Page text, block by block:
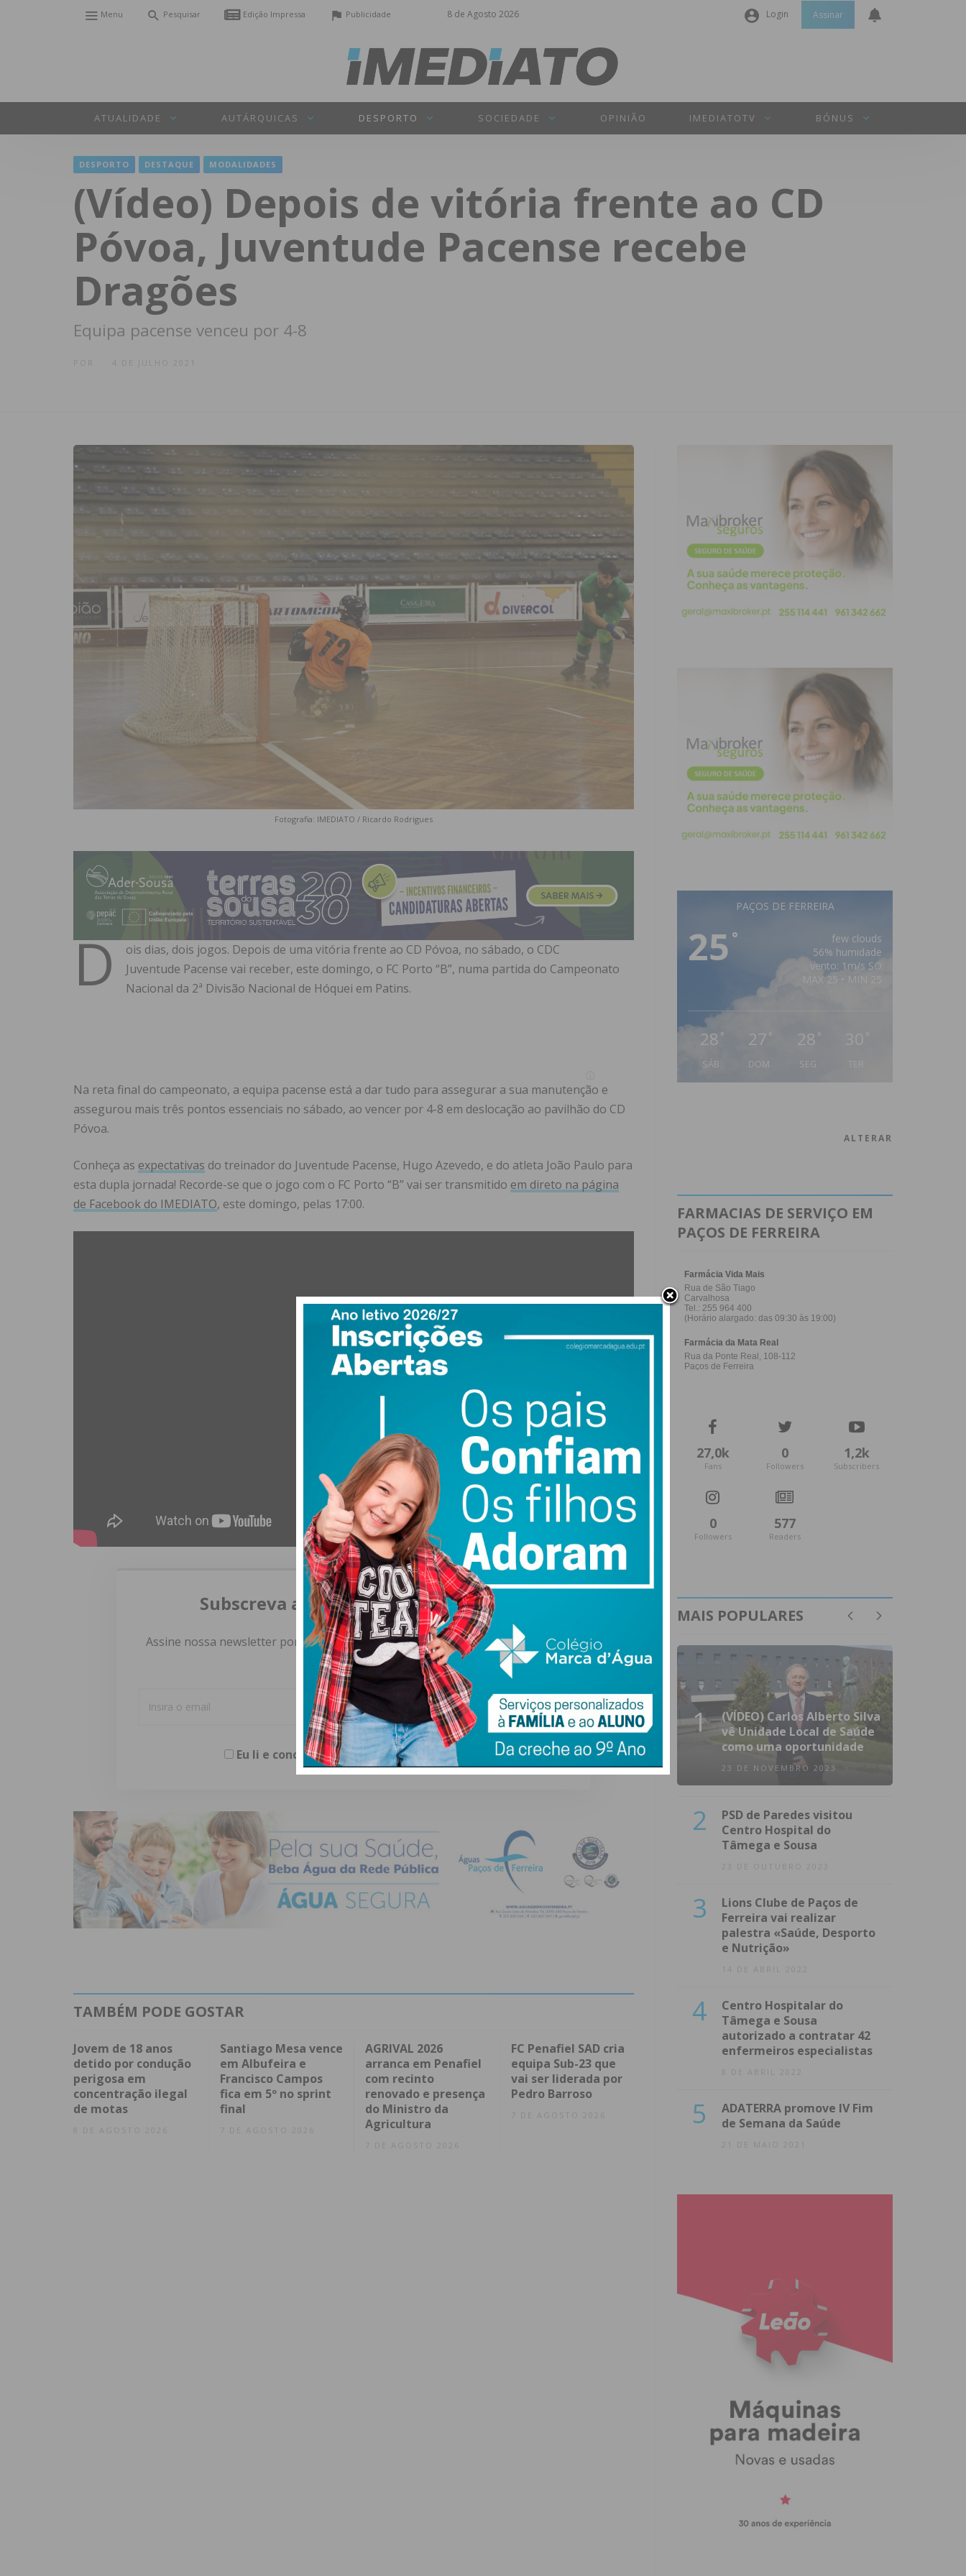
8 de Agosto 2026
Menu Pesquisar Edição Impressa Publicidade Login
Senha
INICIAR SESSÃO
Perdeu a sua senha?
Assinar
ATUALIDADE AUTÁRQUICAS DESPORTO SOCIEDADE OPINIÃO IMEDIATOTV BÓNUS
DESPORTO DESTAQUE MODALIDADES
(Vídeo) Depois de vitória frente ao CD
Póvoa, Juventude Pacense recebe
Dragões
Equipa pacense venceu por 4-8
4 DE JULHO 2021
Fotografia: IMEDIATO / Ricardo Rodrigues
D
ois dias, dois jogos. Depois de uma vitória frente ao CD Póvoa, no sábado, o CDC
Juventude Pacense vai receber, este domingo, o FC Porto “B”, numa partida do Campeonato
Nacional da 2ª Divisão Nacional de Hóquei em Patins.
Na reta final do campeonato, a equipa pacense está a dar tudo para assegurar a sua manutenção e
assegurou mais três pontos essenciais no sábado, ao vencer por 4-8 em deslocação ao pavilhão do CD
Póvoa.
Conheça as expectativas do treinador do Juventude Pacense, Hugo Azevedo, e do atleta João Paulo para
esta dupla jornada! Recorde-se que o jogo com o FC Porto “B” vai ser transmitido em direto na página
de Facebook do IMEDIATO, este domingo, pelas 17:00.
Subscreva a newsletter do Imediato
Assine nossa newsletter por e-mail e obtenha de forma regular a informação
atualizada.
Eu li e concordo com os termos e condições
TAMBÉM PODE GOSTAR
Jovem de 18 anos
detido por condução
perigosa em
concentração ilegal
de motas
8 DE AGOSTO 2026
Santiago Mesa vence
em Albufeira e
Francisco Campos
fica em 5º no sprint
final
7 DE AGOSTO 2026
AGRIVAL 2026
arranca em Penafiel
com recinto
renovado e presença
do Ministro da
Agricultura
7 DE AGOSTO 2026
FC Penafiel SAD cria
equipa Sub-23 que
vai ser liderada por
Pedro Barroso
7 DE AGOSTO 2026
PAÇOS DE FERREIRA
25 °
few clouds
56% humidade
vento: 1m/s SO
MAX 25 • MIN 25
28 °
SÁB
27 °
DOM
28 °
SEG
30 °
ALTERAR
FARMACIAS DE SERVIÇO EM
PAÇOS DE FERREIRA
27,0k
Fans
0
Followers
1,2k
Subscribers
0
Followers
577
Readers
MAIS POPULARES
1
(VÍDEO) Carlos Alberto Silva
vê Unidade Local de Saúde
como uma oportunidade
23 DE NOVEMBRO 2023
2
PSD de Paredes visitou
Centro Hospital do
Tâmega e Sousa
23 DE OUTUBRO 2023
3
Lions Clube de Paços de
Ferreira vai realizar
palestra «Saúde, Desporto
e Nutrição»
14 DE ABRIL 2022
4
Centro Hospitalar do
Tâmega e Sousa
autorizado a contratar 42
enfermeiros especialistas
8 DE ABRIL 2022
5
ADATERRA promove IV Fim
de Semana da Saúde
21 DE MAIO 2021